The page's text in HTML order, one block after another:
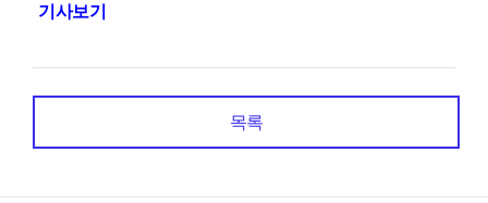
기사보기
목록